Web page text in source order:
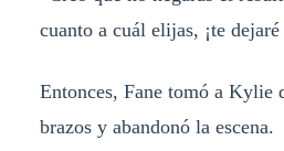
cuanto a cuál elijas, ¡te
Entonces, Fane tomó a Kylie
brazos y abandonó la escena.